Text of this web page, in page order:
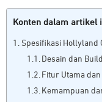
Konten dalam artikel
Spesifikasi Hollyland
Desain dan
Fitur Utama dan
Kemampuan